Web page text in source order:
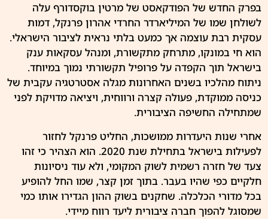
בפרק החדש של הפודקאסט של מרטין בוקסדורף עלה
לשולחן שמו של המיליארדר החרדי אהרוןפרנקל, דמות
עסקית רבת עוצמה אך כמעט בלתי נראית לציבור הישראלי.
הוא חי במונקו, מתרחק מתקשורת, ומנהל עסקאות ענק
בישראל תוך הקפדה על פרופיל תקשורתי נמוך במיוחד.
ניתוח מהלכיו בשנים האחרונות מגלה אסטרטגיה עקבית של
כניסה ממוקדת, פעולה קצרה ורווחית, ויציאה מדויקת לפני
שמתחילה החשיפה הציבורית.
אחרי שנות היעדרות ממושכות, החליטפרנקללחזור
לפעילות בישראל בתחילת שנת 2020. הוא הצהיר כי זהו
צעד של חזרה רשמית לשוק המקומי, ולא עוד ניסיונות
חלקיים כפי שהיו בעבר. בתוך זמן קצר, שמו החל להופיע
בכל מדורי הכלכלה. שחקנים בשוק ההון הגדירו אותו כמי
שמסוגל להפוך חברה ציבורית ליעד רווח מיידי.